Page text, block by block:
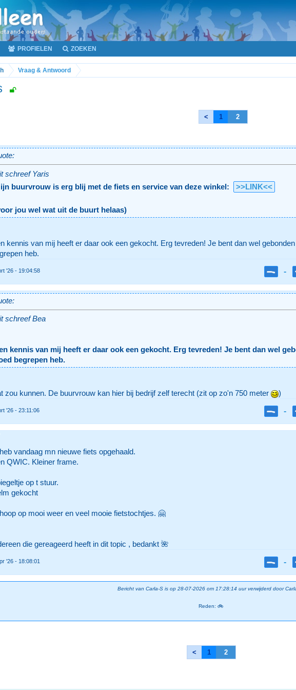
PROFIELEN ZOEKEN
Vraag & Antwoord
< 1 2
schreef Yaris
buurvrouw is erg blij met de fiets en service van deze winkel:
>>LINK<<
jou wel wat uit de buurt helaas)
kennis van mij heeft er daar ook een gekocht. Erg tevreden! Je bent dan wel
heb.
'26 - 19:04:58 -
schreef Bea
kennis van mij heeft er daar ook een gekocht. Erg tevreden! Je bent dan wel
begrepen heb.
zou kunnen. De buurvrouw kan hier bij bedrijf zelf terecht (zit op zo'n 750 meter )
'26 - 23:11:06 -
heb vandaag mn nieuwe fiets opgehaald.
QWIC. Kleiner frame.
op t stuur.
gekocht
hoop op mooi weer en veel mooie fietstochtjes. 🤗
die gereageerd heeft in dit topic , bedankt 🌺
'26 - 18:08:01 -
Bericht van Carla-S is op 28-07-2026 om 17:28:14 uur verwijderd door
Reden: 🚲
< 1 2